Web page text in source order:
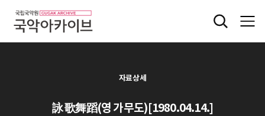
자료상세
詠 歌舞蹈(영 가무도)[1980.04.14.]